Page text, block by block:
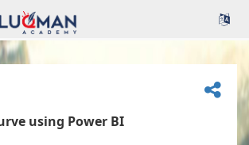
using Power BI